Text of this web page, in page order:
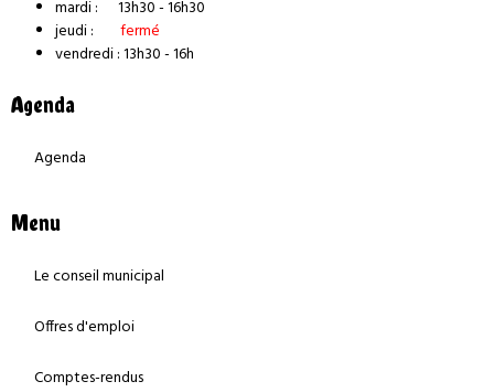
mardi : 13h30 - 16h30
jeudi : fermé
vendredi : 13h30 - 16h
Agenda
Agenda
Menu
Le conseil municipal
Offres d'emploi
Comptes-rendus